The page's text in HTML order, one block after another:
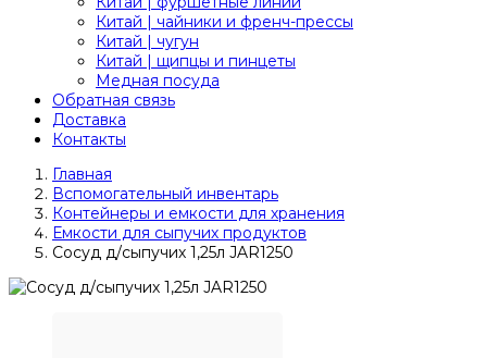
Китай | чайники и френч-прессы
Китай | чугун
Китай | щипцы и пинцеты
Медная посуда
Обратная связь
Доставка
Контакты
Главная
Вспомогательный инвентарь
Контейнеры и емкости для хранения
Емкости для сыпучих продуктов
Сосуд д/сыпучих 1,25л JAR1250